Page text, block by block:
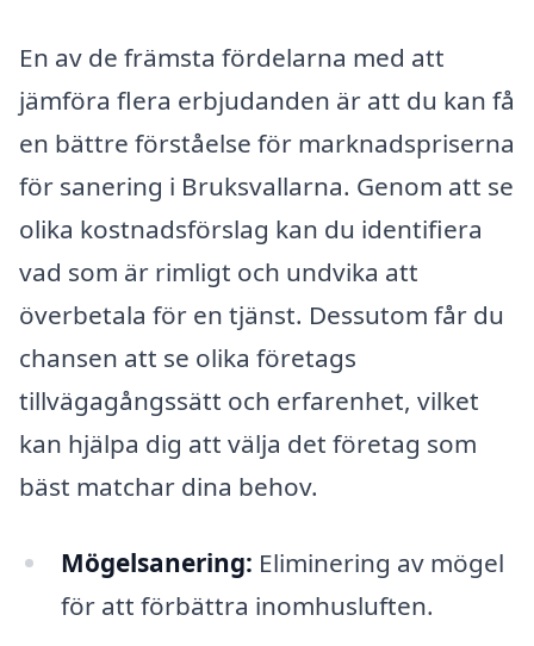
En av de främsta fördelarna med att
jämföra flera erbjudanden är att du kan få
en bättre förståelse för marknadspriserna
för sanering i Bruksvallarna. Genom att se
olika kostnadsförslag kan du identifiera
vad som är rimligt och undvika att
överbetala för en tjänst. Dessutom får du
chansen att se olika företags
tillvägagångssätt och erfarenhet, vilket
kan hjälpa dig att välja det företag som
bäst matchar dina behov.
Mögelsanering: Eliminering av mögel
för att förbättra inomhusluften.